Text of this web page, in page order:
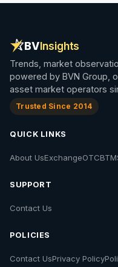
BVInsights
Trends, market
powered by BVN Group,
asset market operators
Trusted Since 2014
QUICK LINKS
About UsExchangeOTCBTM
SUPPORT
Contact Us
POLICIES
Contact UsPrivacy Policy